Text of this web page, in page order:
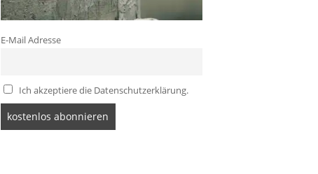
E-Mail Adresse
Ich akzeptiere die Datenschutzerklärung.